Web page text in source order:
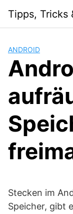
content
Tipps, Tricks
ANDROID
Stecken im
Speicher, gibt